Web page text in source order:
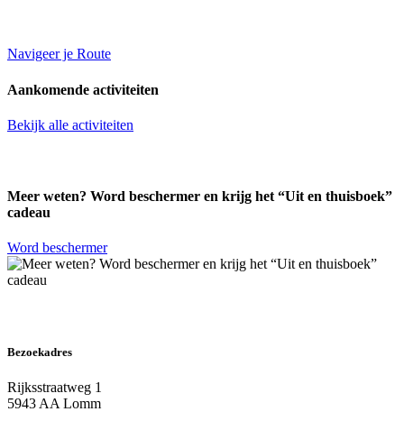
Navigeer je Route
Aankomende activiteiten
Bekijk alle activiteiten
Meer weten? Word beschermer en krijg het “Uit en thuisboek”
cadeau
Word beschermer
Bezoekadres
Rijksstraatweg 1
5943 AA Lomm